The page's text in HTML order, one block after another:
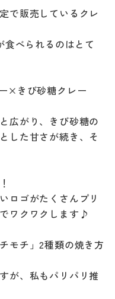
で販売しているクレ
食べられるのはとて
×きび砂糖クレー
広がり、きび砂糖の
した甘さが続き、そ
ロゴがたくさんプリ
ワクワクします♪
モチ」2種類の焼き方
が、私もパリパリ推